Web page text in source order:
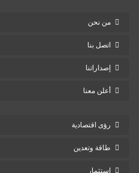
من نحن
اتصل بنا
إصداراتنا
أعلن معنا
رؤى اقتصادية
طاقة وتعدين
استثمار